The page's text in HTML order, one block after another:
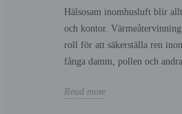
Hälsosam inomhusluft blir
och kontor.
roll för att säkerställa ren
fånga damm, pollen och
Read more